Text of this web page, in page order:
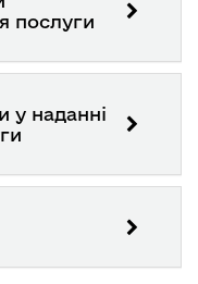
послуги
у наданні